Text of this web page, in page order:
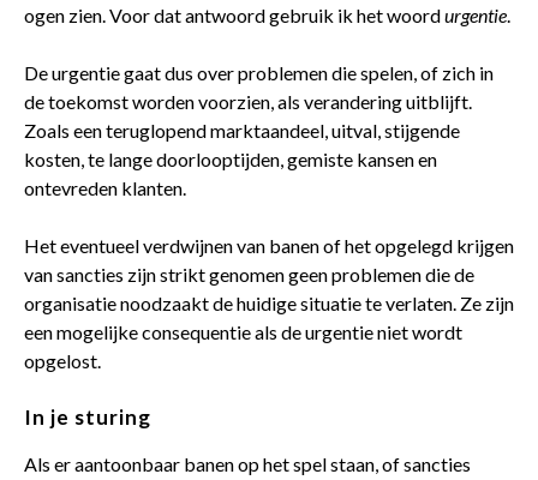
ogen zien. Voor dat antwoord gebruik ik het woordurgentie.
De urgentie gaat dus over problemen die spelen, of zich in
de toekomst worden voorzien, als verandering uitblijft.
Zoals een teruglopend marktaandeel, uitval, stijgende
kosten, te lange doorlooptijden, gemiste kansen en
ontevreden klanten.
Het eventueel verdwijnen van banen of het opgelegd krijgen
van sancties zijn strikt genomen geen problemen die de
organisatie noodzaakt de huidige situatie te verlaten. Ze zijn
een mogelijke consequentie als de urgentie niet wordt
opgelost.
In je sturing
Als er aantoonbaar banen op het spel staan, of sancties